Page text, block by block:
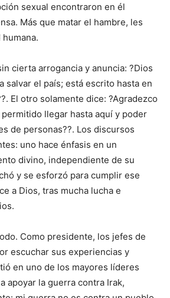
sexual encontraron en él
Más que matar el hambre, les
cierta arrogancia y anuncia: ?Dios
salvar el país; está escrito hasta en
El otro solamente dice: ?Agradezco
llegar hasta aquí y poder
de personas??. Los discursos
uno hace énfasis en un
divino, independiente de su
y se esforzó para cumplir ese
a Dios, tras mucha lucha e
Como presidente, los jefes de
escuchar sus experiencias y
en uno de los mayores líderes
apoyar la guerra contra Irak,